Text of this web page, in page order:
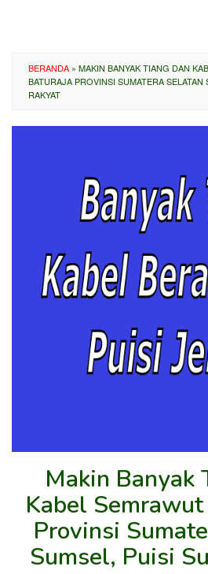
BERANDA » MAKIN BANYAK TIANG DAN
BATURAJA PROVINSI SUMATERA SELATAN
RAKYAT
Makin Banyak
Kabel
Provinsi
Sumsel, Puisi